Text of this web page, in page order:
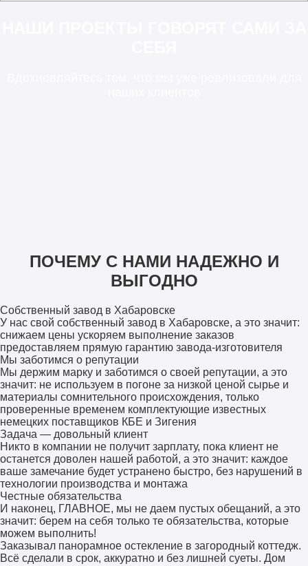
ПОЧЕМУ С НАМИ НАДЕЖНО И
ВЫГОДНО
Собственный завод в Хабаровске
У нас свой собственный завод в Хабаровске, а это значит:
снижаем цены ускоряем выполнение заказов
предоставляем прямую гарантию завода-изготовителя
Мы заботимся о репутации
Мы держим марку и заботимся о своей репутации, а это
значит: не используем в погоне за низкой ценой сырье и
материалы сомнительного происхождения, только
проверенные временем комплектующие известных
немецких поставщиков КБЕ и Зигения
Задача — довольный клиент
Никто в компании не получит зарплату, пока клиент не
останется доволен нашей работой, а это значит: каждое
ваше замечание будет устранено быстро, без нарушений в
технологии производства и монтажа
Честные обязательства
И наконец, ГЛАВНОЕ, мы не даем пустых обещаний, а это
значит: берем на себя только те обязательства, которые
можем выполнить!
Заказывал панорамное остекление в загородный коттедж.
Всё сделали в срок, аккуратно и без лишней суеты. Дом